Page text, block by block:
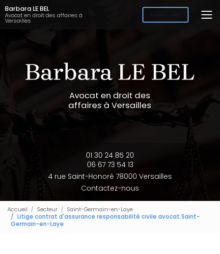
Aller
au
contenu
Barbara LE BEL
Avocat en droit des affaires à
Versailles
Rendez-vous
Avocat en droit des
affaires à Versailles
01 30 24 85 20
06 67 73 54 13
4 rue Saint-Honoré 78000 Versailles
Contactez-nous
Accueil Secteur
Saint-Germain-en-Laye
Litige contrat d'assurance responsabilité civile avocat Saint-
Germain-en-Laye